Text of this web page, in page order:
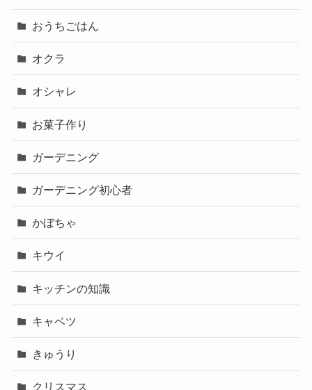
おうちごはん
オクラ
オシャレ
お菓子作り
ガーデニング
ガーデニング初心者
かぼちゃ
キウイ
キッチンの知識
キャベツ
きゅうり
クリスマス